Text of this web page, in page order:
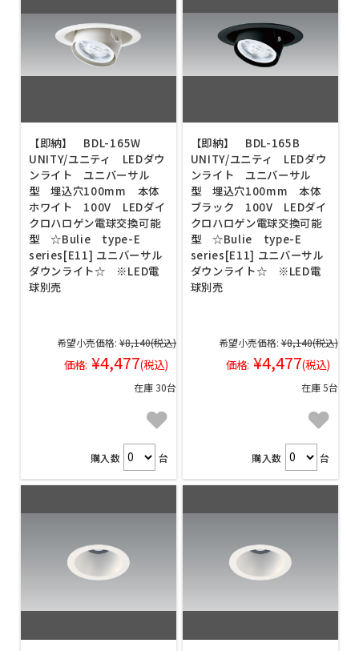
【即納】 BDL-165W
UNITY/ユニティ LEDダウ
ンライト ユニバーサル
型 埋込穴100mm 本体
ホワイト 100V LEDダイ
クロハロゲン電球交換可能
型 ☆Bulie type-E
series[E11] ユニバーサル
ダウンライト☆ ※LED電
球別売
希望小売価格: ¥8,140(税込)
価格: ¥4,477(税込)
在庫 30台
購入数 台
【即納】 BDL-165B
UNITY/ユニティ LEDダウ
ンライト ユニバーサル
型 埋込穴100mm 本体
ブラック 100V LEDダイ
クロハロゲン電球交換可能
型 ☆Bulie type-E
series[E11] ユニバーサル
ダウンライト☆ ※LED電
球別売
希望小売価格: ¥8,140(税込)
価格: ¥4,477(税込)
在庫 5台
購入数 台